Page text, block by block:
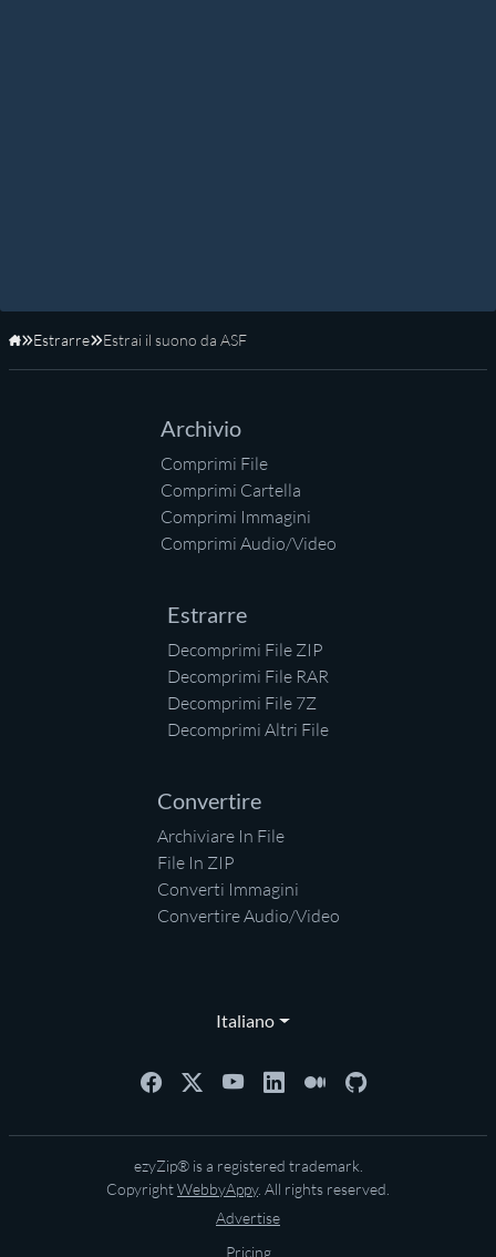
Home
Estrarre Estrai il suono da ASF
Archivio
Comprimi File
Comprimi Cartella
Comprimi Immagini
Comprimi Audio/Video
Estrarre
Decomprimi File ZIP
Decomprimi File RAR
Decomprimi File 7Z
Decomprimi Altri File
Convertire
Archiviare In File
File In ZIP
Converti Immagini
Convertire Audio/Video
Italiano
ezyZip® is a registered trademark.
CopyrightWebbyAppy. All rights reserved.
Advertise
Pricing